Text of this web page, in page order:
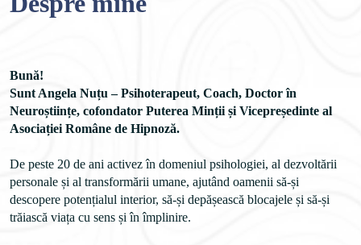
Bună!
Sunt Angela Nuțu – Psihoterapeut, Coach, Doctor în
Neuroștiințe, cofondator Puterea Minții și Vicepreședinte al
Asociației Române de Hipnoză.
De peste 20 de ani activez în domeniul psihologiei, al dezvoltării
personale și al transformării umane, ajutând oamenii să-și
descopere potențialul interior, să-și depășească blocajele și să-și
trăiască viața cu sens și în împlinire.